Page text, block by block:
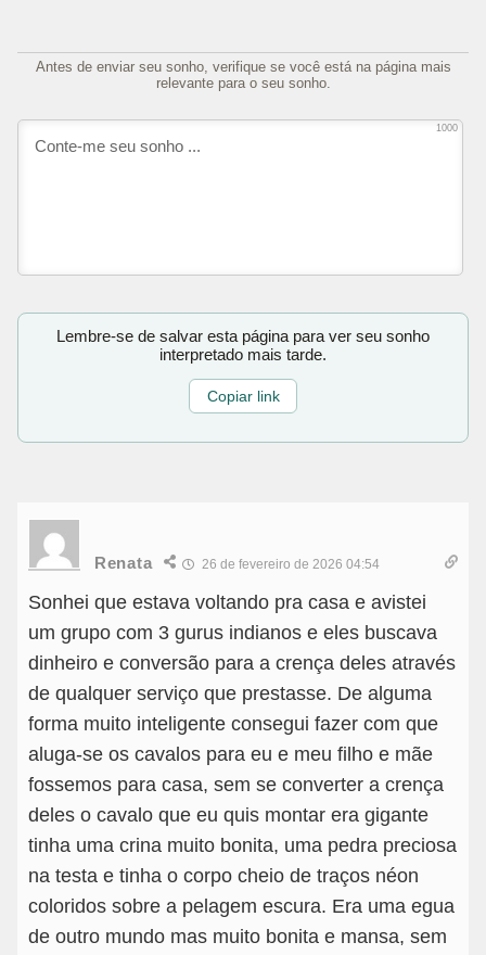
Antes de enviar seu sonho, verifique se você está na página mais
relevante para o seu sonho.
1000
Lembre-se de salvar esta página para ver seu sonho
interpretado mais tarde.
Copiar link
Renata 26 de fevereiro de 2026 04:54
Sonhei que estava voltando pra casa e avistei
um grupo com 3 gurus indianos e eles buscava
dinheiro e conversão para a crença deles através
de qualquer serviço que prestasse. De alguma
forma muito inteligente consegui fazer com que
aluga-se os cavalos para eu e meu filho e mãe
fossemos para casa, sem se converter a crença
deles o cavalo que eu quis montar era gigante
tinha uma crina muito bonita, uma pedra preciosa
na testa e tinha o corpo cheio de traços néon
coloridos sobre a pelagem escura. Era uma egua
de outro mundo mas muito bonita e mansa, sem